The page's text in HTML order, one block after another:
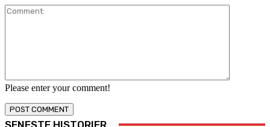
Please enter your comment!
SENESTE HISTORIER